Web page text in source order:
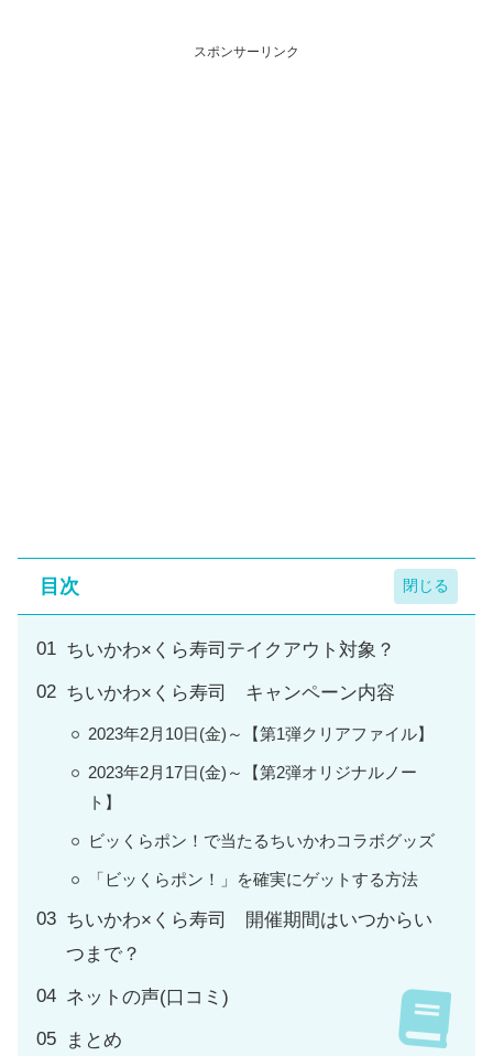
スポンサーリンク
目次
ちいかわ×くら寿司テイクアウト対象？
ちいかわ×くら寿司 キャンペーン内容
2023年2月10日(金)～【第1弾クリアファイル】
2023年2月17日(金)～【第2弾オリジナルノー
ト】
ビッくらポン！で当たるちいかわコラボグッズ
「ビッくらポン！」を確実にゲットする方法
ちいかわ×くら寿司 開催期間はいつからい
つまで？
ネットの声(口コミ)
まとめ